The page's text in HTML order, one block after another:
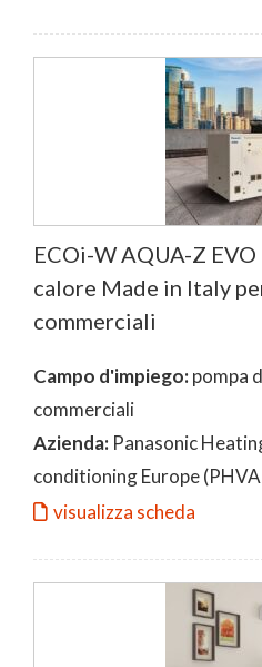
ECOi-W AQUA-Z
calore Made in Italy
commerciali
Campo d'impiego:pompa
commerciali
Azienda: Panasonic
conditioning Europe
visualizza scheda